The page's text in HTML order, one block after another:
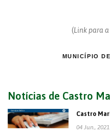
(Link para
MUNICÍPIO
Notícias de Castro
Castro
04 Jun., 2021